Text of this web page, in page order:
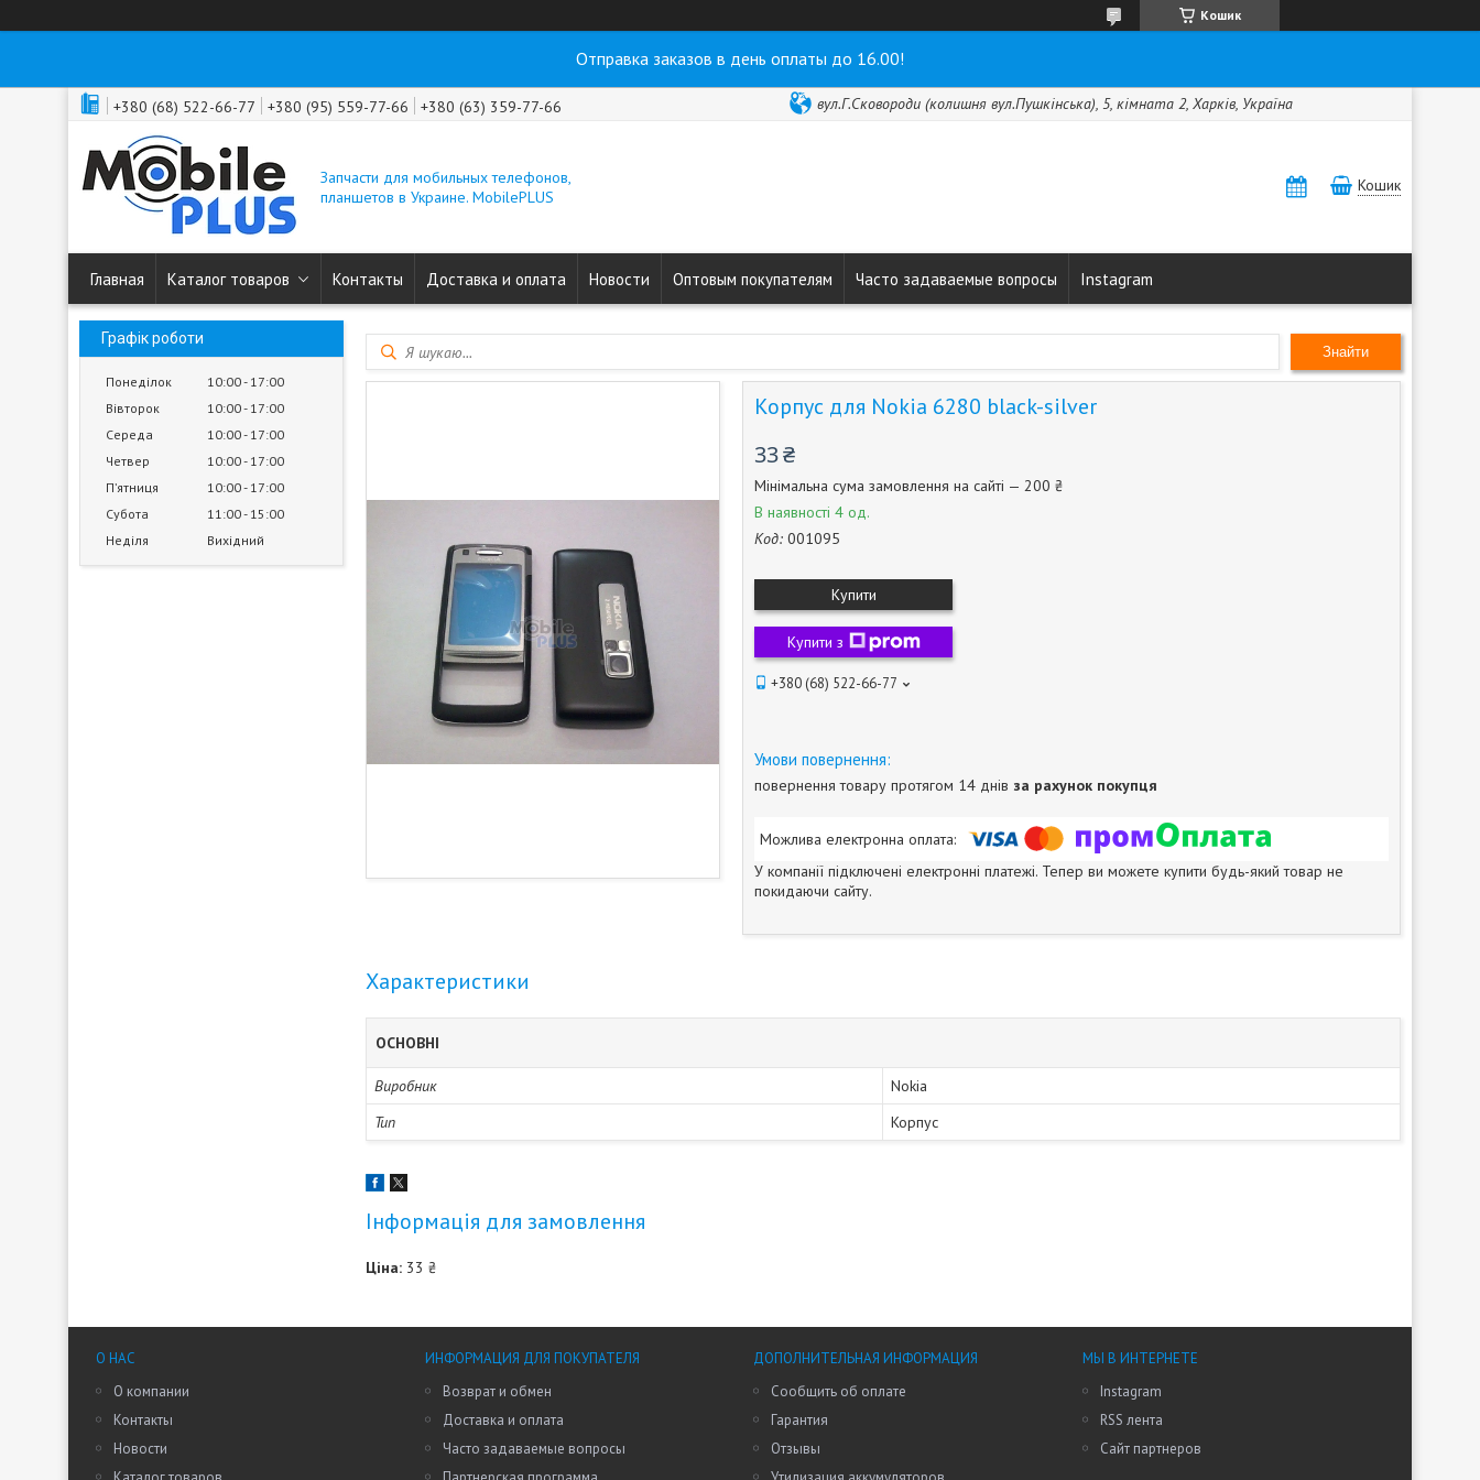
Кошик
Отправка заказов в день оплаты до 16.00!
+380 (68) 522-66-77 +380 (95) 559-77-66 +380 (63) 359-77-66 вул.Г.Сковороди (колишня вул.Пушкінська), 5, кімната 2, Харків, Україна
Запчасти для мобильных телефонов,
планшетов в Украине. MobilePLUS
Кошик
Главная Каталог товаров Контакты Доставка и оплата Новости Оптовым покупателям Часто задаваемые вопросы Instagram
Графік роботи
Понеділок 10:00 17:00
Вівторок
10:00 17:00
Середа
10:00 17:00
Четвер
10:00 17:00
Пʼятниця
10:00 17:00
Субота
11:00 15:00
Неділя
Вихідний
Знайти
Корпус для Nokia 6280 black-silver
33 ₴
Мінімальна сума замовлення на сайті — 200 ₴
В наявності 4 од.
Код: 001095
Купити
Купити з
+380 (68) 522-66-77
повернення товару протягом 14 днів за рахунок покупця
У компанії підключені електронні платежі. Тепер ви можете купити будь-який товар не
покидаючи сайту.
Характеристики
ОСНОВНІ
Виробник
Nokia
Тип
Корпус
Інформація для замовлення
Ціна: 33 ₴
О НАС
О компании
Контакты
Новости
ИНФОРМАЦИЯ ДЛЯ ПОКУПАТЕЛЯ
Возврат и обмен
Доставка и оплата
Часто задаваемые вопросы
ДОПОЛНИТЕЛЬНАЯ ИНФОРМАЦИЯ
Сообщить об оплате
Гарантия
Отзывы
МЫ В ИНТЕРНЕТЕ
Instagram
RSS лента
Сайт партнеров